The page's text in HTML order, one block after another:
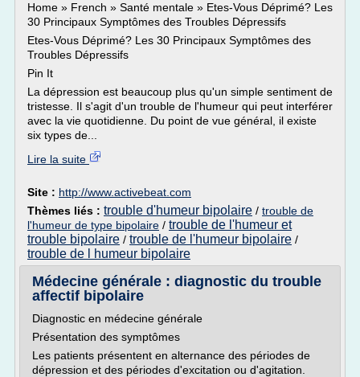
Home » French » Santé mentale » Etes-Vous Déprimé? Les
30 Principaux Symptômes des Troubles Dépressifs
Etes-Vous Déprimé? Les 30 Principaux Symptômes des
Troubles Dépressifs
Pin It
La dépression est beaucoup plus qu'un simple sentiment de
tristesse. Il s'agit d'un trouble de l'humeur qui peut interférer
avec la vie quotidienne. Du point de vue général, il existe
six types de...
Lire la suite
Site : http://www.activebeat.com
Thèmes liés : trouble d'humeur bipolaire / trouble de
l'humeur de type bipolaire / trouble de l'humeur et
trouble bipolaire / trouble de l'humeur bipolaire /
trouble de l humeur bipolaire
Médecine générale : diagnostic du trouble
affectif bipolaire
Diagnostic en médecine générale
Présentation des symptômes
Les patients présentent en alternance des périodes de
dépression et des périodes d'excitation ou d'agitation.